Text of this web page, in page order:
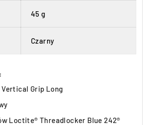
45 g
Czarny
Grip Long
Loctite® Threadlocker Blue 242®